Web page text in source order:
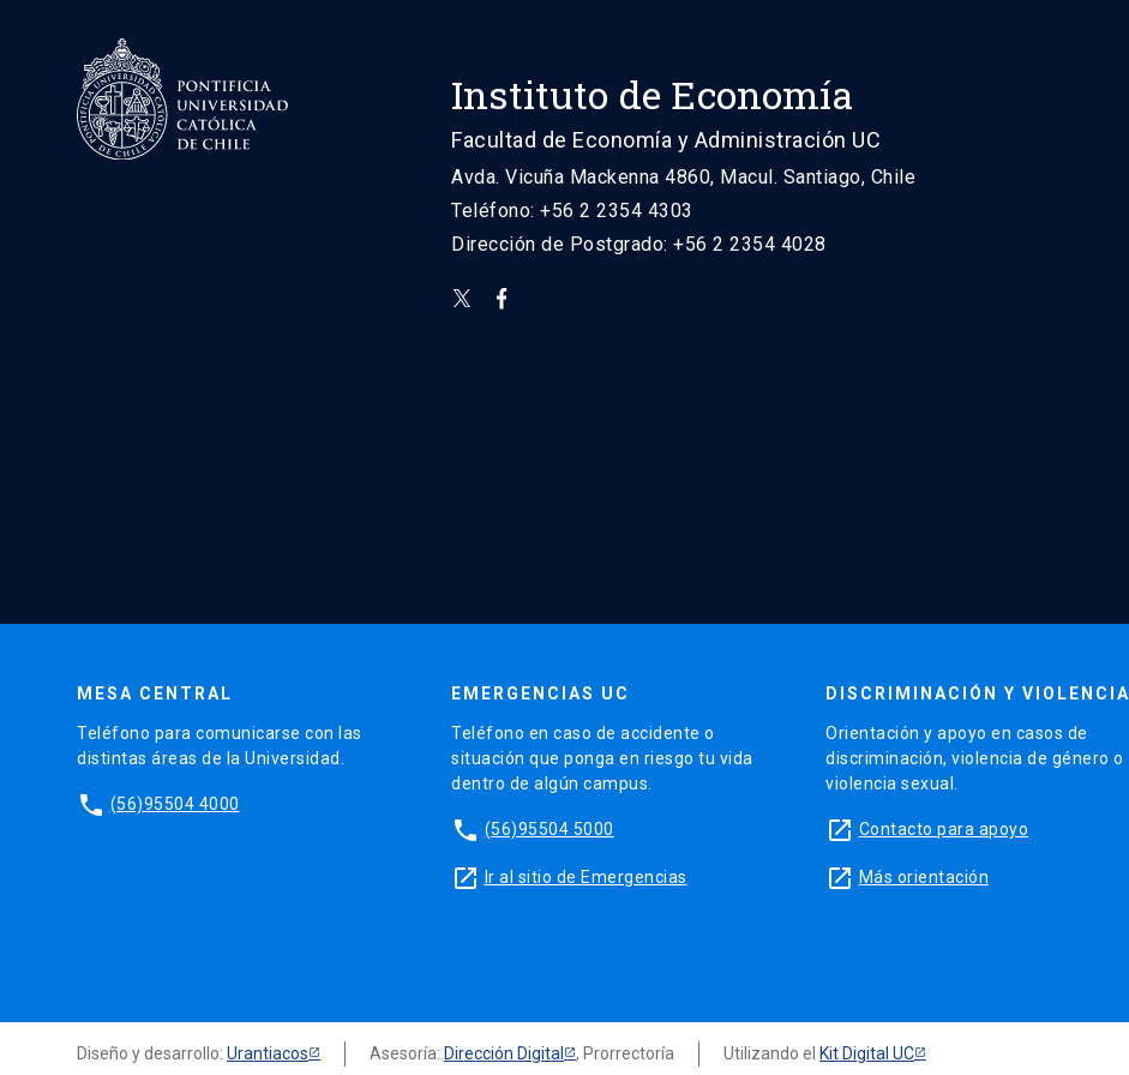
Instituto de Economía
Facultad de Economía y Administración UC
Avda. Vicuña Mackenna 4860, Macul. Santiago, Chile
Teléfono: +56 2 2354 4303
Dirección de Postgrado: +56 2 2354 4028
MESA CENTRAL
Teléfono para comunicarse con las
distintas áreas de la Universidad.
phone (56)95504 4000
EMERGENCIAS UC
Teléfono en caso de accidente o
situación que ponga en riesgo tu vida
dentro de algún campus.
phone (56)95504 5000
launch Ir al sitio de Emergencias
DISCRIMINACIÓN Y VIOLENCIA
Orientación y apoyo en casos de
discriminación, violencia de género o
violencia sexual.
launch Contacto para apoyo
launch Más orientación
Diseño y desarrollo: Urantiacos Asesoría: Dirección Digital , Prorrectoría Utilizando el Kit Digital UC